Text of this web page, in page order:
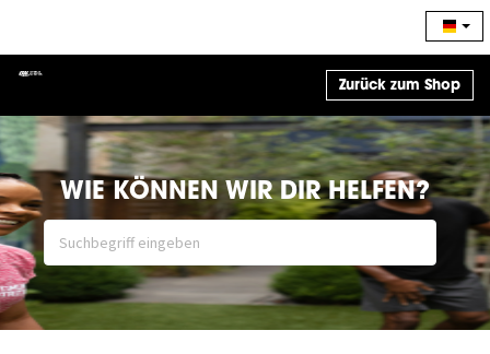
Zurück zum Shop
WIE KÖNNEN WIR DIR HELFEN?